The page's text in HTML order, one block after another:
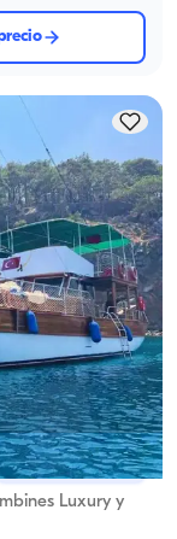
5.0(1 reseña)
Luxury y